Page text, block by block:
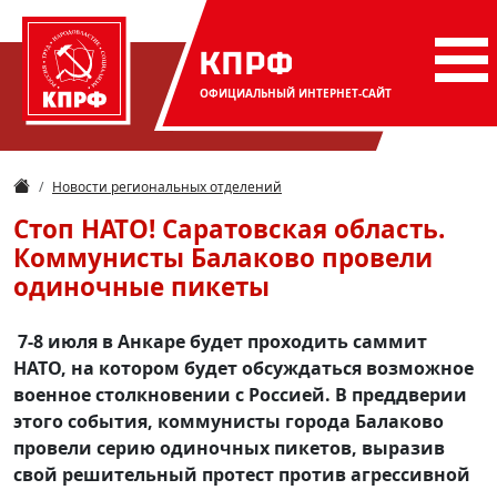
КПРФ
ОФИЦИАЛЬНЫЙ ИНТЕРНЕТ-САЙТ
Новости региональных отделений
Стоп НАТО! Саратовская область.
Коммунисты Балаково провели
одиночные пикеты
7-8 июля в Анкаре будет проходить саммит
НАТО, на котором будет обсуждаться возможное
военное столкновении с Россией. В преддверии
этого события, коммунисты города Балаково
провели серию одиночных пикетов, выразив
свой решительный протест против агрессивной